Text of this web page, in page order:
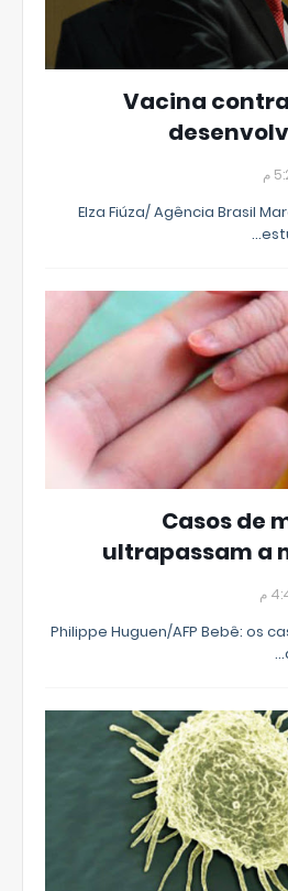
Vacina
م
Elza Fiúza/ Agência Brasil
Casos de
ultrapassam a
م
Philippe Huguen/AFP Bebê: os